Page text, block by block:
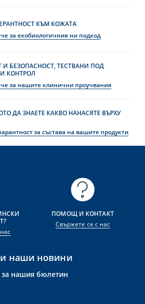
КЪМ КОЖАТА
за екобиологичния ни подход
И БЕЗОПАСНОСТ, ТЕСТВАНИ ПОД
КОНТРОЛ
за нашите клинични проучвания
ДА ЗНАЕТЕ КАКВО НАНАСЯТЕ ВЪРХУ
за състава на вашите продукти
ПОМОЩ И КОНТАКТ
Свържете се с нас
наши новини
за нашия бюлетин